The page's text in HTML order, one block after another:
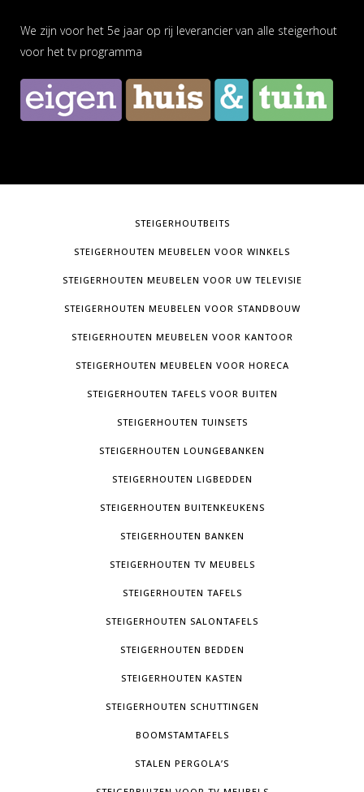
We zijn voor het 5e jaar op rij leverancier van alle steigerhout
voor het tv programma
STEIGERHOUTBEITS
STEIGERHOUTEN MEUBELEN VOOR WINKELS
STEIGERHOUTEN MEUBELEN VOOR UW TELEVISIE
STEIGERHOUTEN MEUBELEN VOOR STANDBOUW
STEIGERHOUTEN MEUBELEN VOOR KANTOOR
STEIGERHOUTEN MEUBELEN VOOR HORECA
STEIGERHOUTEN TAFELS VOOR BUITEN
STEIGERHOUTEN TUINSETS
STEIGERHOUTEN LOUNGEBANKEN
STEIGERHOUTEN LIGBEDDEN
STEIGERHOUTEN BUITENKEUKENS
STEIGERHOUTEN BANKEN
STEIGERHOUTEN TV MEUBELS
STEIGERHOUTEN TAFELS
STEIGERHOUTEN SALONTAFELS
STEIGERHOUTEN BEDDEN
STEIGERHOUTEN KASTEN
STEIGERHOUTEN SCHUTTINGEN
BOOMSTAMTAFELS
STALEN PERGOLA’S